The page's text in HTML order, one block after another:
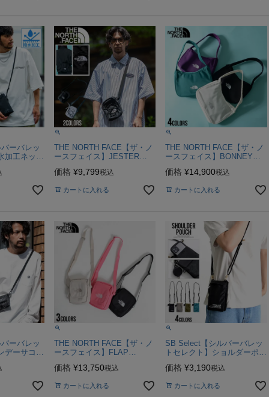
ーバレッ
加工ネック
THE NORTH FACE【ザ・ノ
ースフェイス】JESTER
CROSS BODY/全2色
価格 ¥9,799税込
カートに入れる
THE NORTH FACE【ザ・ノ
ースフェイス】BONNEY
HABO BAG MINI/全4色
価格 ¥14,900税込
カートに入れる
ーバレッ
ーサコッ
THE NORTH FACE【ザ・ノ
ースフェイス】FLAP
価格 ¥13,750税込
カートに入れる
SB Select【シルバーバレッ
トセレクト】ショルダーポー
価格 ¥3,190税込
カートに入れる